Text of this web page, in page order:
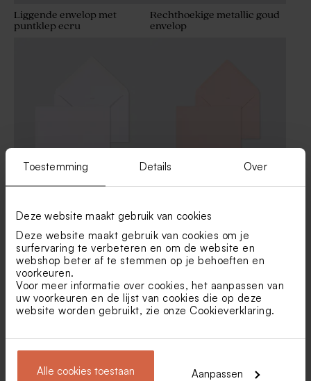
Toestemming Details Over
Deze website maakt gebruik van cookies
Deze website maakt gebruik van cookies om je
surfervaring te verbeteren en om de website en
webshop beter af te stemmen op je behoeften en
voorkeuren.
Voor meer informatie over cookies, het aanpassen van
uw voorkeuren en de lijst van cookies die op deze
website worden gebruikt, zie onze Cookieverklaring.
Alle cookies toestaan Aanpassen
Liggende envelop met
puntklep ecru
Rechthoekige metallic goud
envelop
Witte envelop liggend
Zachtroze envelop met
Eucalyptus groene envelop
met puntklep
Kraft envelop